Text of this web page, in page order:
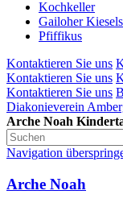
Kochkeller
Gailoher
Pfiffikus
Kontaktieren Sie uns
Kontaktieren Sie uns
Kontaktieren Sie uns
Diakonieverein
Arche Noah
Navigation
Arche Noah